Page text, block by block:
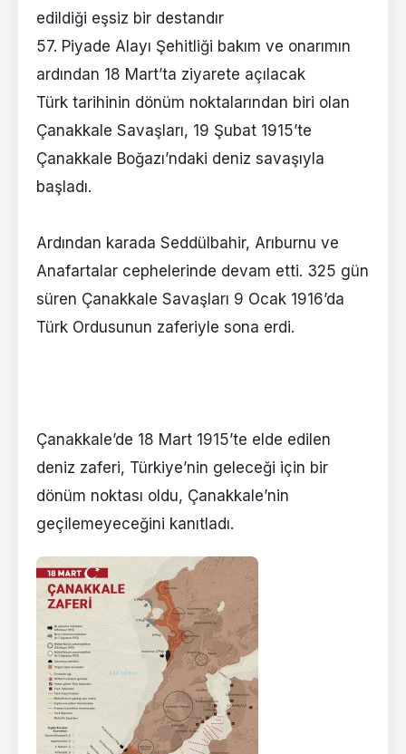
edildiği eşsiz bir destandır
57. Piyade Alayı Şehitliği bakım ve onarımın
ardından 18 Mart’ta ziyarete açılacak
Türk tarihinin dönüm noktalarından biri olan
Çanakkale Savaşları, 19 Şubat 1915’te
Çanakkale Boğazı’ndaki deniz savaşıyla
başladı.
Ardından karada Seddülbahir, Arıburnu ve
Anafartalar cephelerinde devam etti. 325 gün
süren Çanakkale Savaşları 9 Ocak 1916’da
Türk Ordusunun zaferiyle sona erdi.
Çanakkale’de 18 Mart 1915’te elde edilen
deniz zaferi, Türkiye’nin geleceği için bir
dönüm noktası oldu, Çanakkale’nin
geçilemeyeceğini kanıtladı.